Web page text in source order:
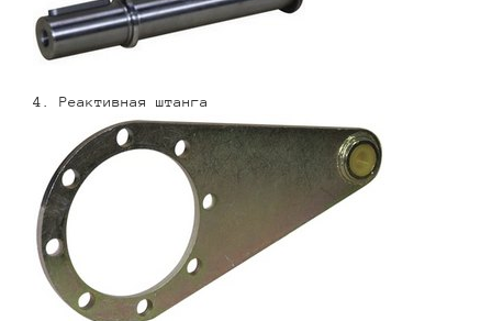
4. Реактивная штанга